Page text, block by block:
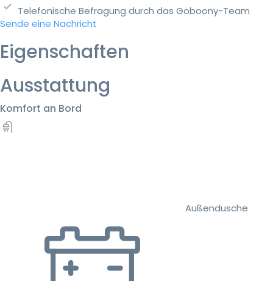
Telefonische Befragung durch das Goboony-Team
Sende eine Nachricht
Eigenschaften
Ausstattung
Komfort an Bord
Außendusche